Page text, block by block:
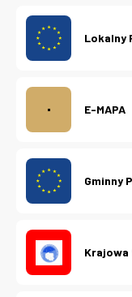
Lokalny
E-MAPA
Gminny
Krajowa